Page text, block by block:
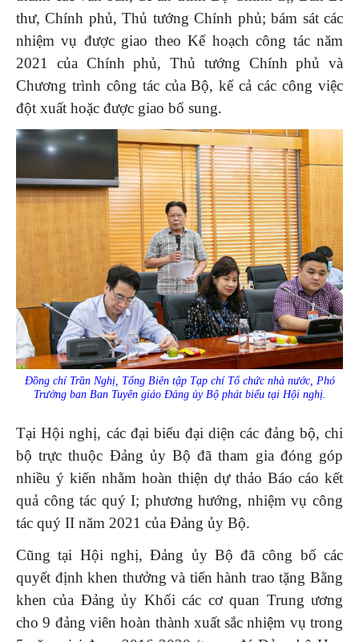
thư, Chính phủ, Thủ tướng Chính phủ; bám sát các
nhiệm vụ được giao theo Kế hoạch công tác năm
2021 của Chính phủ, Thủ tướng Chính phủ và
Chương trình công tác của Bộ, kể cả các công việc
đột xuất hoặc được giao bổ sung.
Đồng chí Trần Nghị, Tổng Biên tập Tạp chí Tổ chức nhà nước, Phó
Trưởng ban Ban Tuyên giáo Đảng ủy Bộ phát biểu tại Hội nghị.
Tại Hội nghị, các đại biểu đại diện các đảng bộ, chi
bộ trực thuộc Đảng ủy Bộ đã tham gia đóng góp
nhiều ý kiến nhằm hoàn thiện dự thảo Báo cáo kết
quả công tác quý I; phương hướng, nhiệm vụ công
tác quý II năm 2021 của Đảng ủy Bộ.
Cũng tại Hội nghị, Đảng ủy Bộ đã công bố các
quyết định khen thưởng và tiến hành trao tặng Bằng
khen của Đảng ủy Khối các cơ quan Trung ương
cho 9 đảng viên hoàn thành xuất sắc nhiệm vụ trong